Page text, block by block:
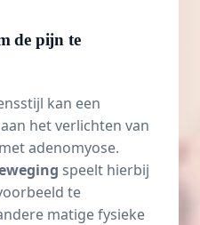
de pijn te
kan een
het verlichten van
adenomyose.
speelt hierbij
te
matige fysieke